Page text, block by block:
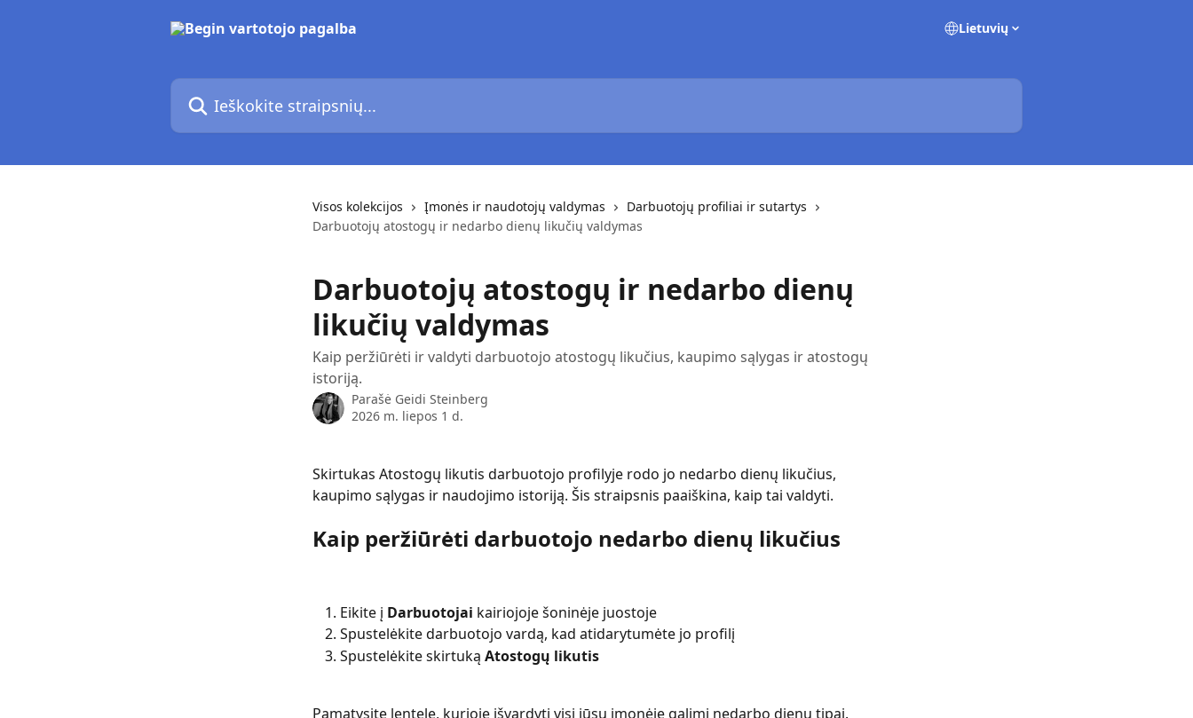
Lietuvių
Ieškokite straipsnių...
Visos kolekcijos Įmonės ir naudotojų valdymas
Darbuotojų profiliai ir sutartys
Darbuotojų atostogų ir nedarbo dienų likučių valdymas
Darbuotojų atostogų ir nedarbo dienų
likučių valdymas
Kaip peržiūrėti ir valdyti darbuotojo atostogų likučius, kaupimo sąlygas ir atostogų
istoriją.
Parašė Geidi Steinberg
2026 m. liepos 1 d.
Skirtukas Atostogų likutis darbuotojo profilyje rodo jo nedarbo dienų likučius,
kaupimo sąlygas ir naudojimo istoriją. Šis straipsnis paaiškina, kaip tai valdyti.
Kaip peržiūrėti darbuotojo nedarbo dienų likučius
Eikite į Darbuotojai kairiojoje šoninėje juostoje
Spustelėkite darbuotojo vardą, kad atidarytumėte jo profilį
Spustelėkite skirtuką Atostogų likutis
Pamatysite lentelę, kurioje išvardyti visi jūsų įmonėje galimi nedarbo dienų tipai.